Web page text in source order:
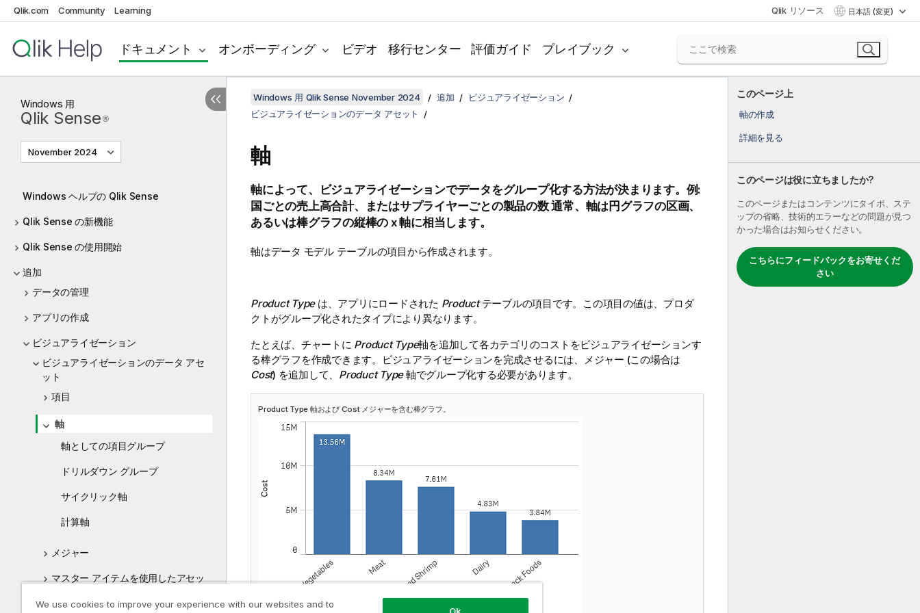
Qlik.com Community Learning Qlik リソース 日本語 (変更)
ドキュメント オンボーディング ビデオ 移行センター 評価ガイド プレイブック
Windows 用
Qlik Sense ®
November 2024
Windows ヘルプの Qlik Sense
Qlik Sense の新機能
Qlik Sense の使用開始
追加
データの管理
アプリの作成
ビジュアライゼーション
ビジュアライゼーションのデータ アセ
ット
項目
軸
軸としての項目グループ
ドリルダウン グループ
サイクリック軸
計算軸
メジャー
マスター アイテムを使用したアセッ
このページ上
軸の作成
詳細を見る
このページは役に立ちましたか?
このページまたはコンテンツにタイポ、ステ
ップの省略、技術的エラーなどの問題が見つ
かった場合はお知らせください。
こちらにフィードバックをお寄せくだ
さい
Windows 用 Qlik Sense November 2024 追加
ビジュアライゼーション
ビジュアライゼーションのデータ アセット
軸
軸によって、ビジュアライゼーションでデータをグループ化する方法が決まります。例:
国ごとの売上高合計、またはサプライヤーごとの製品の数 通常、軸は円グラフの区画、
あるいは棒グラフの縦棒の x 軸に相当します。
軸はデータ モデル テーブルの項目から作成されます。
Product Typeは、アプリにロードされた Productテーブルの項目です。この項目の値は、プロダ
クトがグループ化されたタイプにより異なります。
たとえば、チャートに Product Type軸を追加して各カテゴリのコストをビジュアライゼーションす
る棒グラフを作成できます。ビジュアライゼーションを完成させるには、メジャー (この場合は
Cost) を追加して、 Product Type軸でグループ化する必要があります。
Product Type 軸および Cost メジャーを含む棒グラフ。
We use cookies to improve your experience with our websites and to